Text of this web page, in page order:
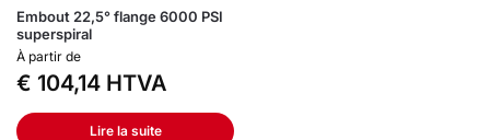
Embout 22,5° flange 6000 PSI
superspiral
À partir de
€ 104,14 HTVA
Lire la suite